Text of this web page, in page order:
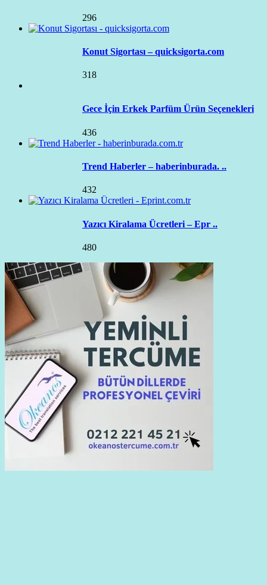
296
Konut Sigortası – quicksigorta.com
318
Gece İçin Erkek Parfüm Ürün Seçenekleri
436
Trend Haberler – haberinburada. ..
432
Yazıcı Kiralama Ücretleri – Epr ..
480